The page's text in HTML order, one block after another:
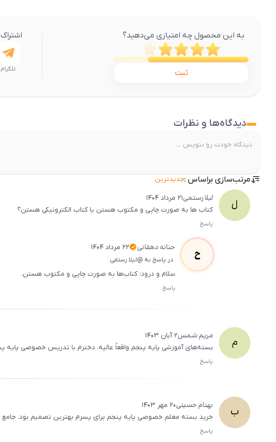
به این محصول چه امتیازی می‌دهید؟
ثبت تلگرام
دیدگاه‌ها و نظرات
مرتب‌سازی براساس :جدیدترین
ل لیلارستمی۲۱ مرداد ۱۴۰۴
کتاب ها به صورت چاپی و مکتوب هستن یا کتاب الکترونیکی هستن؟
پاسخ
ح حنانهدهقانی ۲۲ مرداد ۱۴۰۴
در پاسخ به @لیلا رستمی
سلام و درود؛ کتاب‌ها به صورت چاپی و مکتوب هستن.
پاسخ
م مریمشمس۲ آبان ۱۴۰۳
بسته‌های آموزشی پایه پنجم واقعاً عالیه، دخترم با تدریس خصوصی
پاسخ
ب بهنامحسینی۲۰ مهر ۱۴۰۳
خرید بسته معلم خصوصی پایه پنجم برای پسرم بهترین تصمیم بود.
پاسخ